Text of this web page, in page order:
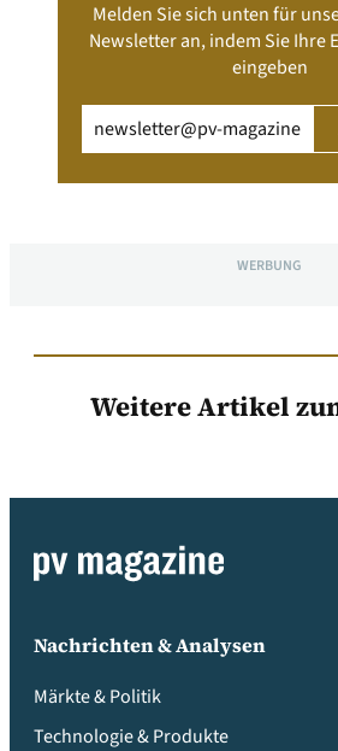
Melden Sie sich unten für
Newsletter an, indem Sie Ihre
eingeben
(erforderlich)
WERBUNG
Weitere Artikel
Nachrichten & Analysen
Märkte & Politik
Technologie & Produkte